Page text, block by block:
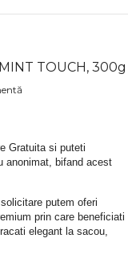
TOUCH, 300g
Gratuita si puteti
anonimat, bifand acest
putem oferi
prin care beneficiati
elegant la sacou,